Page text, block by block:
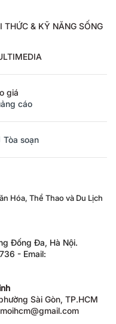
THỨC & KỸ NĂNG SỐNG
giá
cáo
Tòa soạn
Hóa, Thể Thao và Du Lịch
Đống Đa, Hà Nội.
- Email:
Sài Gòn, TP.HCM